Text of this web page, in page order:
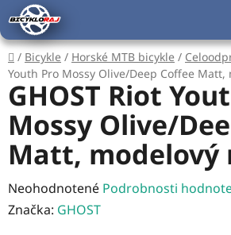
Prejsť
na
obsah
Domov
/ Bicykle / Horské MTB bicykle /
Youth Pro Mossy Olive/Deep Coffee Matt,
GHOST Riot
Mossy Olive/
Matt, modelový
Priemerné
hodnotenie
Neohodnotené Podrobnosti
Značka: GHOST